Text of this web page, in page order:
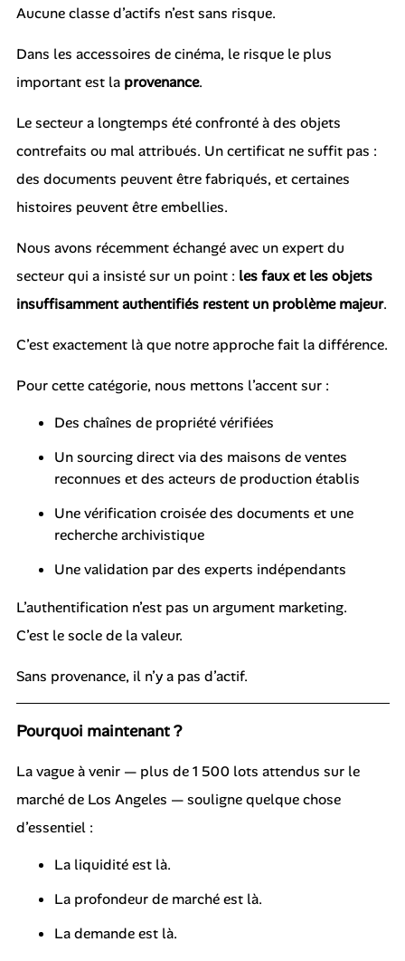
Aucune classe d’actifs n’est sans risque.
Dans les accessoires de cinéma, le risque le plus
important est la provenance.
Le secteur a longtemps été confronté à des objets
contrefaits ou mal attribués. Un certificat ne suffit pas :
des documents peuvent être fabriqués, et certaines
histoires peuvent être embellies.
Nous avons récemment échangé avec un expert du
secteur qui a insisté sur un point : les faux et les objets
insuffisamment authentifiés restent un problème majeur.
C’est exactement là que notre approche fait la différence.
Pour cette catégorie, nous mettons l’accent sur :
Des chaînes de propriété vérifiées
Un sourcing direct via des maisons de ventes
reconnues et des acteurs de production établis
Une vérification croisée des documents et une
recherche archivistique
Une validation par des experts indépendants
L’authentification n’est pas un argument marketing.
C’est le socle de la valeur.
Sans provenance, il n’y a pas d’actif.
Pourquoi maintenant ?
La vague à venir — plus de 1 500 lots attendus sur le
marché de Los Angeles — souligne quelque chose
d’essentiel :
La liquidité est là.
La profondeur de marché est là.
La demande est là.